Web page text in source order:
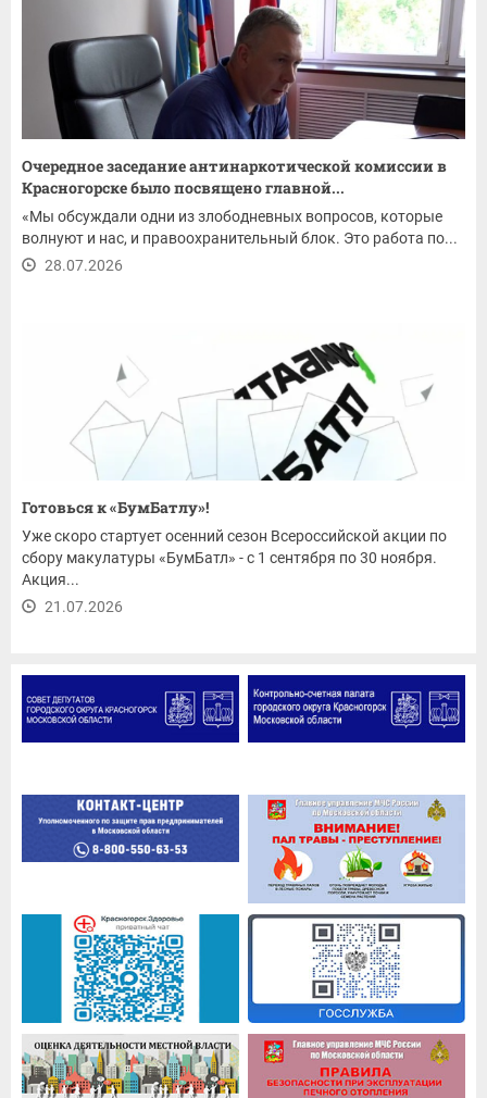
Очередное заседание антинаркотической комиссии в
Красногорске было посвящено главной...
«Мы обсуждали одни из злободневных вопросов, которые
волнуют и нас, и правоохранительный блок. Это работа по...
28.07.2026
Готовься к «БумБатлу»!
Уже скоро стартует осенний сезон Всероссийской акции по
сбору макулатуры «БумБатл» - с 1 сентября по 30 ноября.
Акция...
21.07.2026